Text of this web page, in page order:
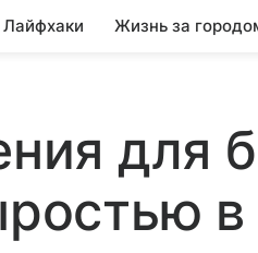
Лайфхаки Жизнь за
для
в